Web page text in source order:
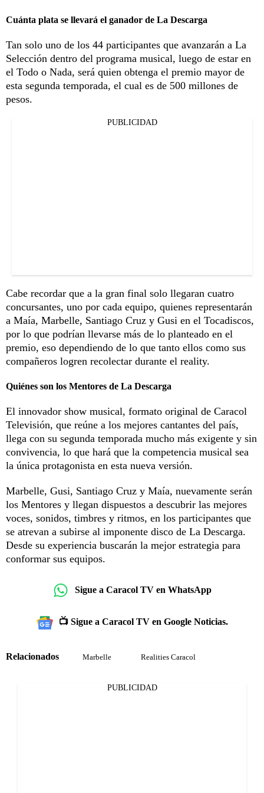
Cuánta plata se llevará el ganador de La Descarga
Tan solo uno de los 44 participantes que avanzarán a La
Selección dentro del programa musical, luego de estar en
el Todo o Nada, será quien obtenga el premio mayor de
esta segunda temporada, el cual es de 500 millones de
pesos.
PUBLICIDAD
Cabe recordar que a la gran final solo llegaran cuatro
concursantes, uno por cada equipo, quienes representarán
a Maía, Marbelle, Santiago Cruz y Gusi en el Tocadiscos,
por lo que podrían llevarse más de lo planteado en el
premio, eso dependiendo de lo que tanto ellos como sus
compañeros logren recolectar durante el reality.
Quiénes son los Mentores de La Descarga
El innovador show musical, formato original de Caracol
Televisión, que reúne a los mejores cantantes del país,
llega con su segunda temporada mucho más exigente y sin
convivencia, lo que hará que la competencia musical sea
la única protagonista en esta nueva versión.
Marbelle, Gusi, Santiago Cruz y Maía, nuevamente serán
los Mentores y llegan dispuestos a descubrir las mejores
voces, sonidos, timbres y ritmos, en los participantes que
se atrevan a subirse al imponente disco de La Descarga.
Desde su experiencia buscarán la mejor estrategia para
conformar sus equipos.
Sigue a Caracol TV en WhatsApp
📺 Sigue a Caracol TV en Google Noticias.
Relacionados Marbelle Realities Caracol
PUBLICIDAD